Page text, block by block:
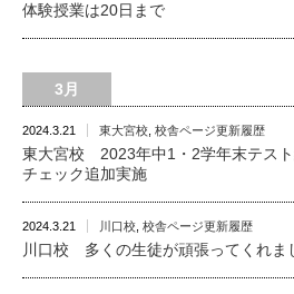
体験授業は20日まで
3月
2024.3.21 東大宮校 校舎ページ更新履歴
東大宮校 2023年中1・2学年末テス
チェック追加実施
2024.3.21 川口校 校舎ページ更新履歴
川口校 多くの生徒が頑張ってくれま